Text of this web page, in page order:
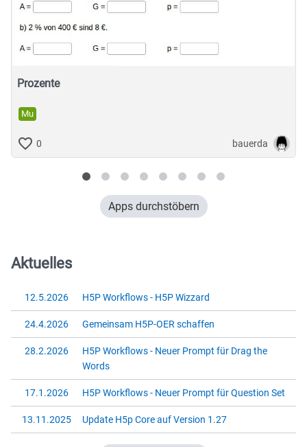
Prozente
Mu
0 bauerda
Apps durchstöbern
Aktuelles
12.5.2026 H5P Workflows - H5P Wizzard
24.4.2026 Gemeinsam H5P-OER schaffen
28.2.2026
H5P Workflows - Neuer Prompt für Drag the
Words
17.1.2026 H5P Workflows - Neuer Prompt für Question Set
13.11.2025 Update H5p Core auf Version 1.27